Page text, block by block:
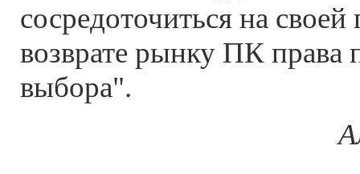
сосредоточиться на своей
возврате рынку ПК права
выбора".